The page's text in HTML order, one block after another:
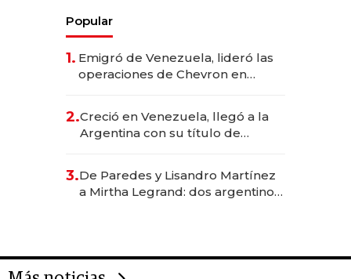
Popular
1. Emigró de Venezuela, lideró las
operaciones de Chevron en
2.Creció en Venezuela, llegó a la
Argentina con su título de
las marcas "fast premium"
3.De Paredes y Lisandro Martínez
a Mirtha Legrand: dos argentinos